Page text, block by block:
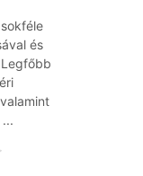
és